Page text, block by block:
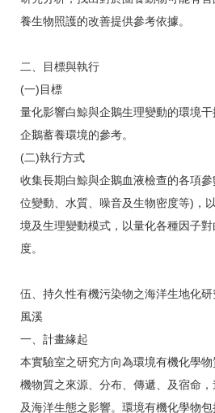
養生物照護的改善提供參考依據。
二、目標與執行
(一)目標
量化影響白鯨與企鵝生理變動的環境
企鵝蓄養環境的參考。
(二)執行方式
收集長期白鯨與企鵝血液檢查的各項
位變動、水質、噪音及生物密度等)，
境及生理變動模式，以量化各種因子
度。
伍、持久性有機污染物之海洋生地化
風溪
一、計畫緣起
本實驗室之研究方向為環境有機化學
機物質之來源、分布、傳遞、及宿命
及海洋生態之影響。環境有機化學物